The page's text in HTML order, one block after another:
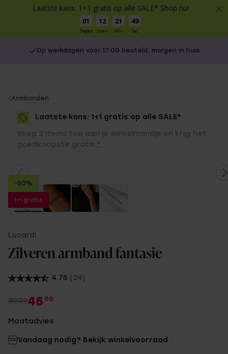
Laatste kans: 1+1 gratis op alle SALE* Shop nu!
01
Dagen
12
Uren
21
Min
48
Sec
Op werkdagen voor 17:00 besteld, morgen in huis
You
are
here:
Armbanden
Laatste kans: 1+1 gratis op alle SALE*
Voeg 2 items toe aan je winkelmandje en krijg het
goedkoopste gratis. *
-50%
1+1 gratis
Lucardi
Zilveren armband fantasie
4.75 (24)
89.9945 00
Maatadvies
Vandaag nodig? Bekijk winkelvoorraad